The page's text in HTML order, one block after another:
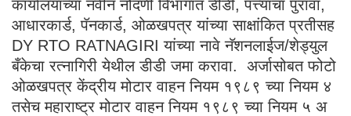
कार्यालयाच्या नवीन नोंदणी विभागात डीडी, पत्त्याचा पुरावा,
आधारकार्ड, पॅनकार्ड, ओळखपत्र यांच्या साक्षांकित प्रतीसह
DY RTO RATNAGIRI यांच्या नावे नॅशनलाईज/शेड्युल
बँकेचा रत्नागिरी येथील डीडी जमा करावा. अर्जासोबत फोटो
ओळखपत्र केंद्रीय मोटार वाहन नियम १९८९ च्या नियम ४
तसेच महाराष्ट्र मोटार वाहन नियम १९८९ च्या नियम ५ अ